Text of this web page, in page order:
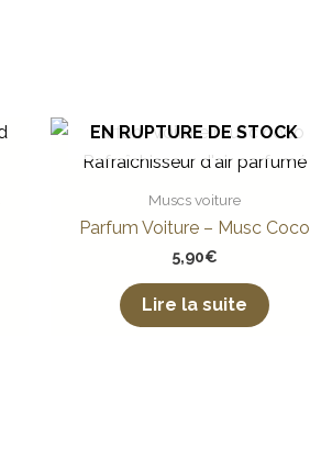
EN RUPTURE DE STOCK
Muscs voiture
Parfum Voiture – Musc Coco
5,90€
Lire la suite